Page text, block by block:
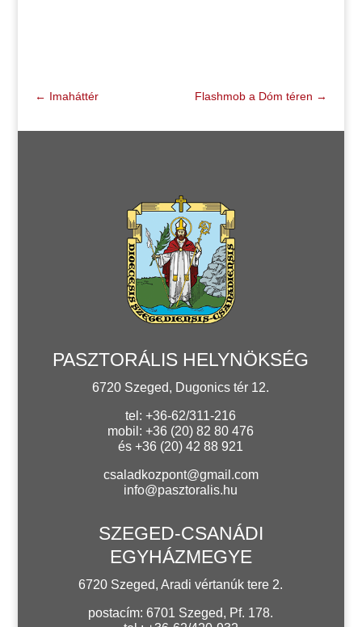
← Imaháttér Flashmob a Dóm téren →
PASZTORÁLIS HELYNÖKSÉG
6720 Szeged, Dugonics tér 12.
tel: +36-62/311-216
mobil: +36 (20) 82 80 476
és +36 (20) 42 88 921
csaladkozpont@gmail.com
info@pasztoralis.hu
SZEGED-CSANÁDI
EGYHÁZMEGYE
6720 Szeged, Aradi vértanúk tere 2.
postacím: 6701 Szeged, Pf. 178.